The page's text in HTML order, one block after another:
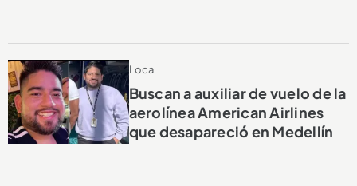
Local
Buscan a auxiliar de vuelo de la
aerolínea American Airlines
que desapareció en Medellín